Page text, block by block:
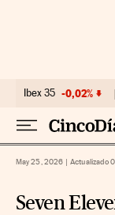
Ibex 35 -0,02%
May 25, 2026 | Actualizado
Seven